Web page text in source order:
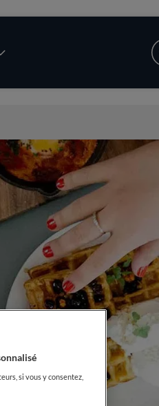
si vous y consentez,